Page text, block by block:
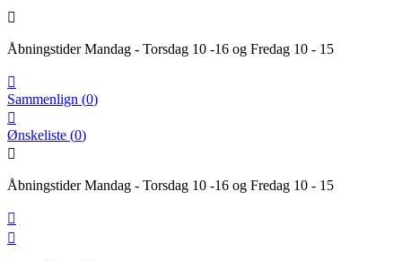

Åbningstider Mandag - Torsdag 10 -16 og Fredag 10 - 15

Sammenlign (0)

Ønskeliste (0)

Åbningstider Mandag - Torsdag 10 -16 og Fredag 10 - 15

